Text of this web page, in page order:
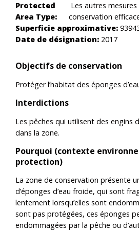
Protected
Area Type:
Les autres mesures
conservation
Superficie approximative:
Date de désignation: 2017
Objectifs de conservation
Protéger l’habitat des éponges
Interdictions
Les pêches qui utilisent des engins
dans la zone.
Pourquoi (contexte
protection)
La zone de conservation présente
d’éponges d’eau froide, qui sont
lentement lorsqu’elles sont
sont pas protégées, ces éponges
endommagées par la pêche ou